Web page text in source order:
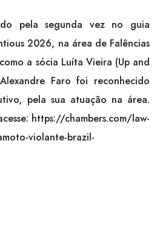
pela segunda vez no guia
2026, na área de Falências
a sócia Luíta Vieira (Up and
Faro foi reconhecido
pela sua atuação na área.
https://chambers.com/law-
violante-brazil-